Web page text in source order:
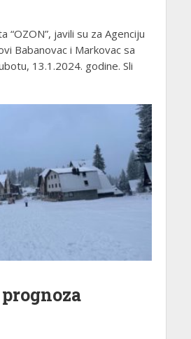
“OZON”, javili su za Agenciju
Babanovac i Markovac sa
13.1.2024. godine. Sli